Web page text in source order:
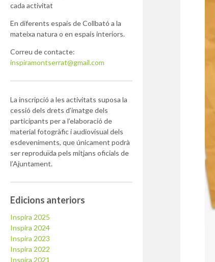
cada activitat
En diferents espais de Collbató a la
mateixa natura o en espais interiors.
Correu de contacte:
inspiramontserrat@gmail.com
La inscripció a les activitats suposa la
cessió dels drets d’imatge dels
participants per a l’elaboració de
material fotogràfic i audiovisual dels
esdeveniments, que únicament podrà
ser reproduïda pels mitjans oficials de
l’Ajuntament.
Edicions anteriors
Inspira 2025
Inspira 2024
Inspira 2023
Inspira 2022
Inspira 2021